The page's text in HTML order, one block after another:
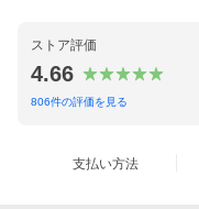
ストア評価
4.66
806件の評価を見る
支払い方法